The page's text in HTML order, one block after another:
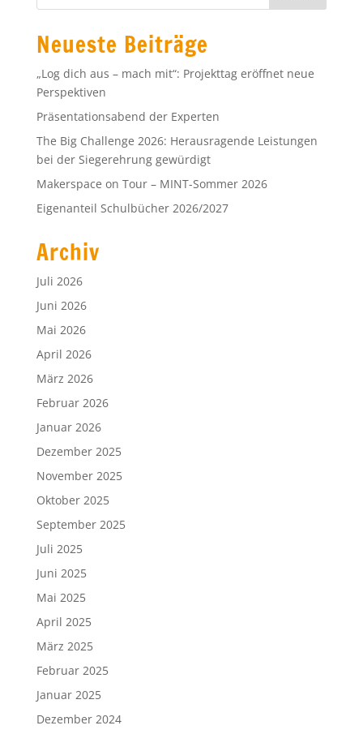
Neueste Beiträge
„Log dich aus – mach mit“: Projekttag eröffnet neue
Perspektiven
Präsentationsabend der Experten
The Big Challenge 2026: Herausragende Leistungen
bei der Siegerehrung gewürdigt
Makerspace on Tour – MINT-Sommer 2026
Eigenanteil Schulbücher 2026/2027
Archiv
Juli 2026
Juni 2026
Mai 2026
April 2026
März 2026
Februar 2026
Januar 2026
Dezember 2025
November 2025
Oktober 2025
September 2025
Juli 2025
Juni 2025
Mai 2025
April 2025
März 2025
Februar 2025
Januar 2025
Dezember 2024